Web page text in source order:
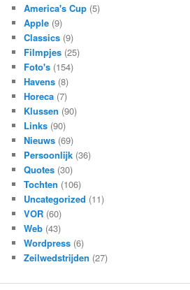
America's Cup (5)
Apple (9)
Classics (9)
Filmpjes (25)
Foto's (154)
Havens (8)
Horeca (7)
Klussen (90)
Links (90)
Nieuws (69)
Persoonlijk (36)
Quotes (30)
Tochten (106)
Uncategorized (11)
VOR (60)
Web (43)
Wordpress (6)
Zeilwedstrijden (27)